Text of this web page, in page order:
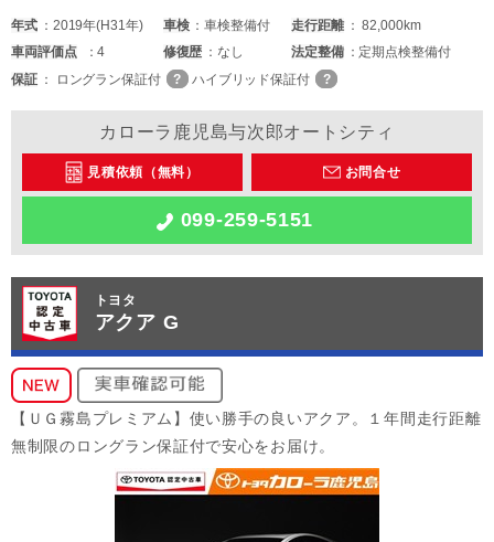
年式 2019年(H31年) 車検 車検整備付 走行距離
82,000km
車両評価点 4 修復歴 なし 法定整備
定期点検整備付
保証
ロングラン保証付 ハイブリッド保証付
カローラ鹿児島与次郎オートシティ
見積依頼（無料） お問合せ
099-259-5151
トヨタ
アクア G
【ＵＧ霧島プレミアム】使い勝手の良いアクア。１年間走行距離
無制限のロングラン保証付で安心をお届け。